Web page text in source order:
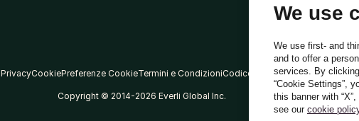
PrivacyCookiePreferenze CookieTermini e CondizioniCodice Etico
Copyright © 2014-2026 Everli Global Inc.
We use
We use first- and
and to offer a
services. By
“Cookie Settings”,
this banner with
see our cookie